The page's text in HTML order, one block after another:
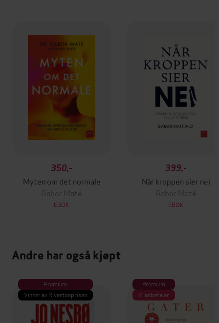
350,-
Myten om det normale
Gabor Maté
EBOK
399,-
Når kroppen sier nei
Gabor Maté
EBOK
Andre har også kjøpt
Premium
Vinner av Rivertonprisen
Premium
Vi anbefaler